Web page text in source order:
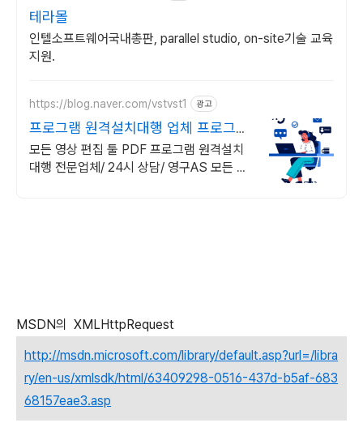
테라몰
인텔소프트웨어국내총판, parallel studio, on-site기술 교육
지원.
https://blog.naver.com/vstvst1 광고
프로그램 원격설치대행 업체 프로그램
원격설치대행 전문
모든 영상 편집 툴 PDF 프로그램 원격설치
대행 전문업체/ 24시 상담/ 영구AS 모든 영
MSDN의 XMLHttpRequest
http://msdn.microsoft.com/library/default.asp?url=/libra
ry/en-us/xmlsdk/html/63409298-0516-437d-b5af-683
68157eae3.asp